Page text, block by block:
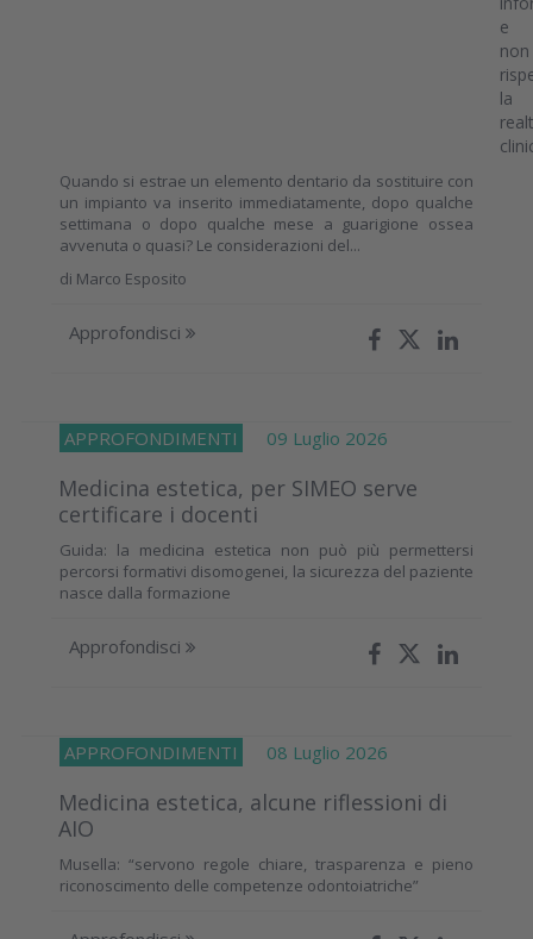
Quando si estrae un elemento dentario da sostituire con
un impianto va inserito immediatamente, dopo qualche
settimana o dopo qualche mese a guarigione ossea
avvenuta o quasi? Le considerazioni del...
di Marco Esposito
Approfondisci
APPROFONDIMENTI 09 Luglio 2026
Medicina estetica, per SIMEO serve
certificare i docenti
Guida: la medicina estetica non può più permettersi
percorsi formativi disomogenei, la sicurezza del paziente
nasce dalla formazione
Approfondisci
APPROFONDIMENTI 08 Luglio 2026
Medicina estetica, alcune riflessioni di
AIO
Musella: “servono regole chiare, trasparenza e pieno
riconoscimento delle competenze odontoiatriche”